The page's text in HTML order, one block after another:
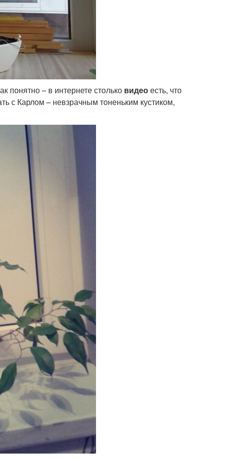
понятно – в интернете столько видеоесть, что
с Карлом – невзрачным тоненьким кустиком,